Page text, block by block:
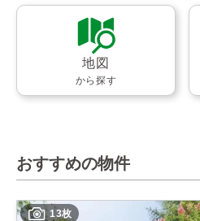
地図
から探す
おすすめの物件
13枚